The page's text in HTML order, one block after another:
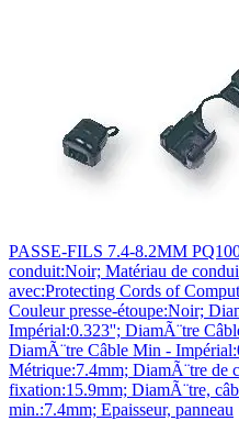
PASSE-FILS 7.4-8.2MM
conduit:Noir; Matériau de
avec:Protecting Cords of
Couleur presse-étoupe:Noir;
Impérial:0.323''; DiamÃ¨tre
DiamÃ¨tre Câble Min -
Métrique:7.4mm; DiamÃ¨tre de
fixation:15.9mm; DiamÃ¨tre,
min.:7.4mm; Epaisseur, panneau